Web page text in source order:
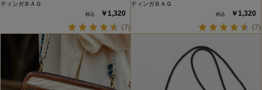
ティンガＢＡＧ
￥1,320
(7)
ティンガＢＡＧ
￥1,320
(7)